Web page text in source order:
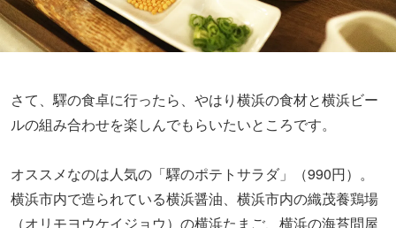
さて、驛の食卓に行ったら、やはり横浜の食材と横浜ビー
ルの組み合わせを楽しんでもらいたいところです。
オススメなのは人気の「驛のポテトサラダ」（990円）。
横浜市内で造られている横浜醤油、横浜市内の織茂養鶏場
（オリモヨウケイジョウ）の横浜たまご、横浜の海苔問屋